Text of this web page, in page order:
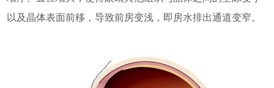
以及晶体表面前移，导致前房变浅，即房水排出通道变窄。